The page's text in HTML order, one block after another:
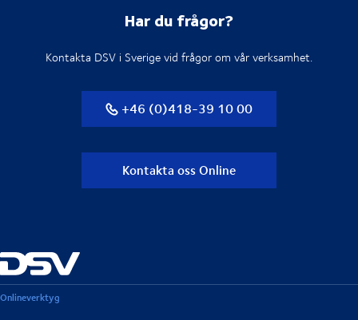
Har du frågor?
Kontakta DSV i Sverige vid frågor om vår verksamhet.
+46 (0)418-39 10 00
Kontakta oss Online
Onlineverktyg